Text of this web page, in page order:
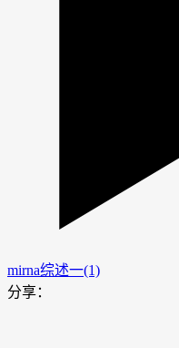
mirna综述一(1)
分享：